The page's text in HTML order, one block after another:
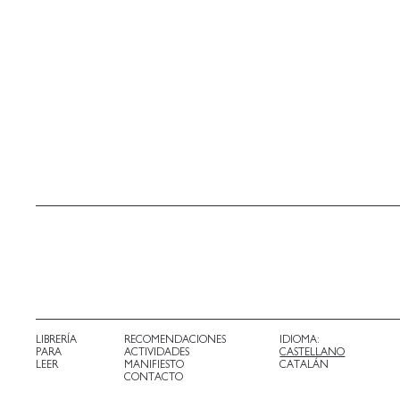
LIBRERÍA
PARA
LEER
RECOMENDACIONES
ACTIVIDADES
MANIFIESTO
CONTACTO
IDIOMA:
CASTELLANO
CATALÁN